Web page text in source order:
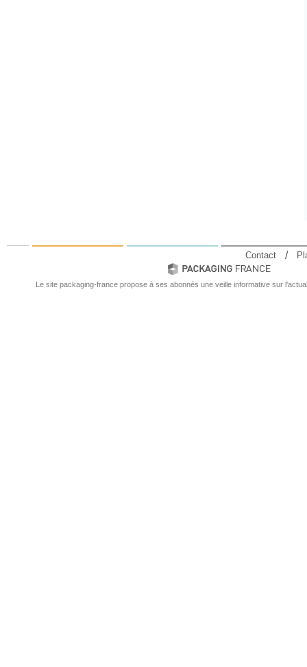
Le site packaging-france propose à ses abonnés une veille informative sur
Contact